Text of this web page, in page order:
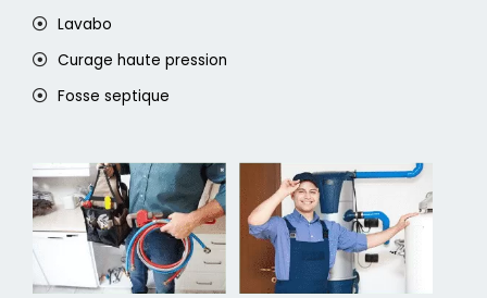
Lavabo
Curage haute pression
Fosse septique